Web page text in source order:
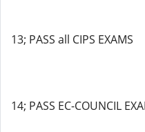
13; PASS all CIPS EXAMS
14; PASS EC-COUNCIL